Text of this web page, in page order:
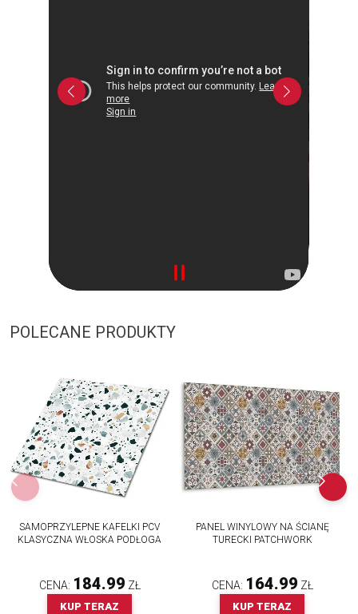
POLECANE PRODUKTY
SAMOPRZYLEPNE KAFELKI PCV
KLASYCZNA WŁOSKA PODŁOGA
CENA: 184.99 ZŁ
KUP TERAZ
PANEL WINYLOWY NA ŚCIANĘ
TURECKI PATCHWORK
CENA: 164.99 ZŁ
KUP TERAZ